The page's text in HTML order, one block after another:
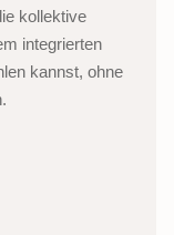
kollektive
integrierten
kannst, ohne